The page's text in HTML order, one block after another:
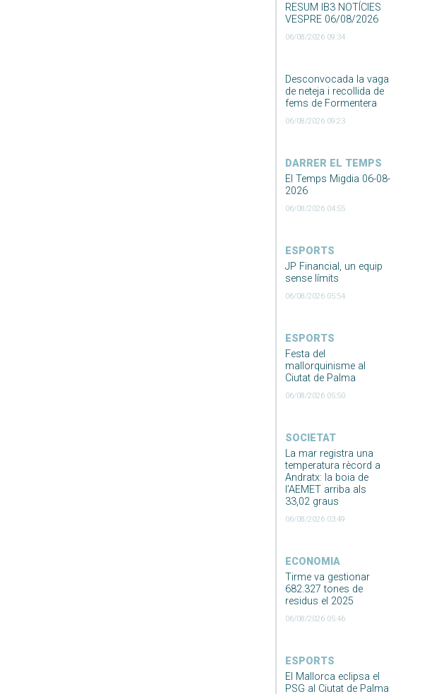
RESUM IB3 NOTÍCIES
VESPRE 06/08/2026
06/08/2026 09:34
Desconvocada la vaga
de neteja i recollida de
fems de Formentera
06/08/2026 09:23
DARRER EL TEMPS
El Temps Migdia 06-08-
2026
06/08/2026 04:55
ESPORTS
JP Financial, un equip
sense límits
06/08/2026 05:54
ESPORTS
Festa del
mallorquinisme al
Ciutat de Palma
06/08/2026 05:50
SOCIETAT
La mar registra una
temperatura rècord a
Andratx: la boia de
l’AEMET arriba als
33,02 graus
06/08/2026 03:49
ECONOMIA
Tirme va gestionar
682.327 tones de
residus el 2025
06/08/2026 05:46
ESPORTS
El Mallorca eclipsa el
PSG al Ciutat de Palma